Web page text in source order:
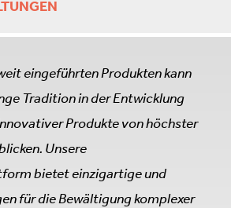
eingeführten Produkten kann
Tradition in der Entwicklung
Produkte von höchster
Unsere
bietet einzigartige und
für die Bewältigung komplexer